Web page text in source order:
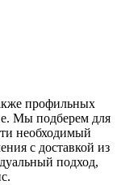
профильных
Мы подберем для
необходимый
с доставкой из
подход,